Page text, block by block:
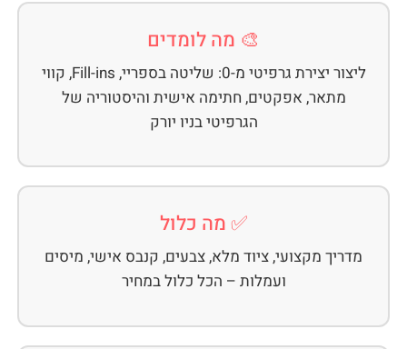
🎨 מה לומדים
ליצור יצירת גרפיטי מ-0: שליטה בספריי, Fill-ins, קווי
מתאר, אפקטים, חתימה אישית והיסטוריה של
הגרפיטי בניו יורק
✅ מה כלול
מדריך מקצועי, ציוד מלא, צבעים, קנבס אישי, מיסים
ועמלות – הכל כלול במחיר